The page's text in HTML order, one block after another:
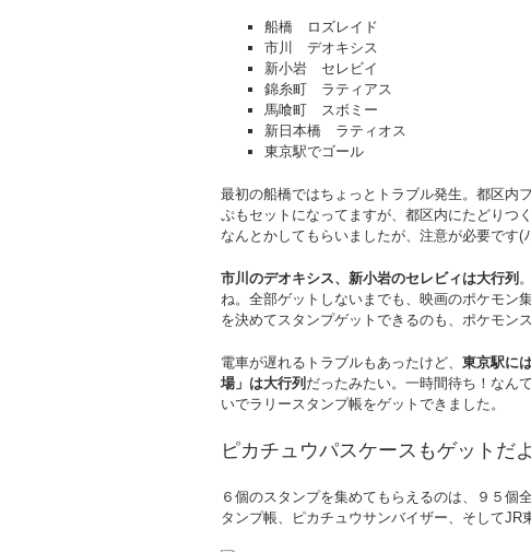
船橋 ロズレイド
市川 デオキシス
新小岩 セレビイ
錦糸町 ラティアス
馬喰町 スボミー
新日本橋 ラティオス
東京駅でゴール
最初の船橋ではちょっとトラブル発生。都区内
ぷもセットになってますが、都区内にたどりつ
なんとかしてもらいましたが、注意が必要です(
市川のデオキシス、新小岩のセレビィは大行列
ね。全部ゲットしないまでも、映画のポケモン
を決めてスタンプゲットできるのも、ポケモン
電車が遅れるトラブルもあったけど、 東京駅に
場」は大行列 だったみたい。一時間待ち！なん
いでラリースタンプ帳をゲットできました。
ピカチュウパスケースもゲットだよ
６個のスタンプを集めてもらえるのは、９５個
タンプ帳、ピカチュウサンバイザー、そしてJR